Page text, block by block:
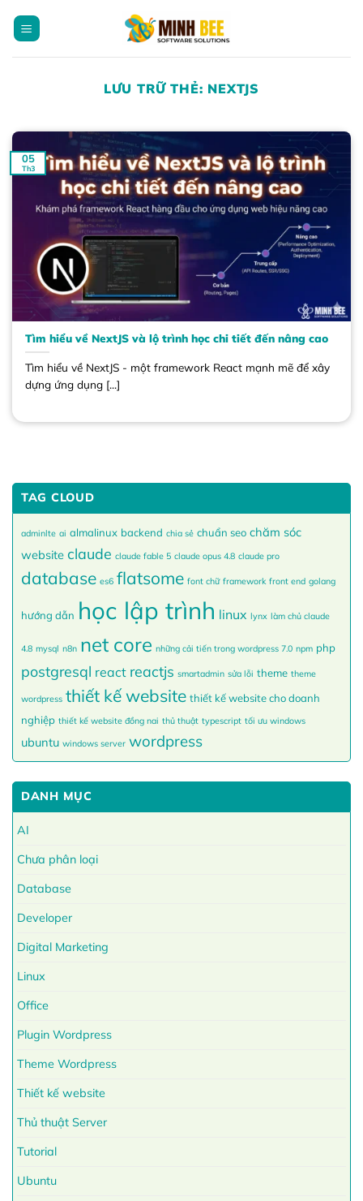
qua
LƯU TRỮ THẺ: NEXTJS
Tìm hiểu về NextJS và lộ trình học chi tiết đến nâng cao
Tìm hiểu về NextJS - một framework React mạnh mẽ để xây
dựng ứng dụng [...]
05
Th3
TAG CLOUD
adminlte ai almalinux backend chia sẻ chuẩn seo chăm sóc
website claude claude fable 5 claude opus 4.8 claude pro
database es6 flatsome font chữ framework front end golang
hướng dẫn học lập trình linux lynx làm chủ claude
4.8 mysql n8n net core những cải tiến trong wordpress 7.0 npm php
postgresql react reactjs smartadmin sửa lỗi theme theme
wordpress thiết kế website thiết kế website cho doanh
nghiệp thiết kế website đồng nai thủ thuật typescript tối ưu windows
ubuntu windows server wordpress
DANH MỤC
AI
Chưa phân loại
Database
Developer
Digital Marketing
Linux
Office
Plugin Wordpress
Theme Wordpress
Thiết kế website
Thủ thuật Server
Tutorial
Ubuntu